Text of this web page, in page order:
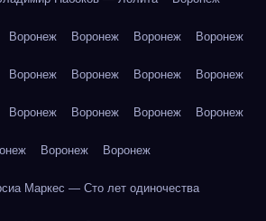
Воронеж Воронеж Воронеж Воронеж
Воронеж Воронеж Воронеж Воронеж
Воронеж Воронеж Воронеж Воронеж
Воронеж Воронеж
Маркес — Сто лет одиночества